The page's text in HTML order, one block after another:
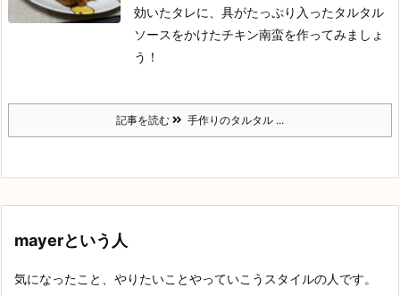
効いたタレに、具がたっぷり入ったタルタル
ソースをかけたチキン南蛮を作ってみましょ
う！
記事を読む 手作りのタルタル ...
mayerという人
気になったこと、やりたいことやっていこうスタイルの人です。